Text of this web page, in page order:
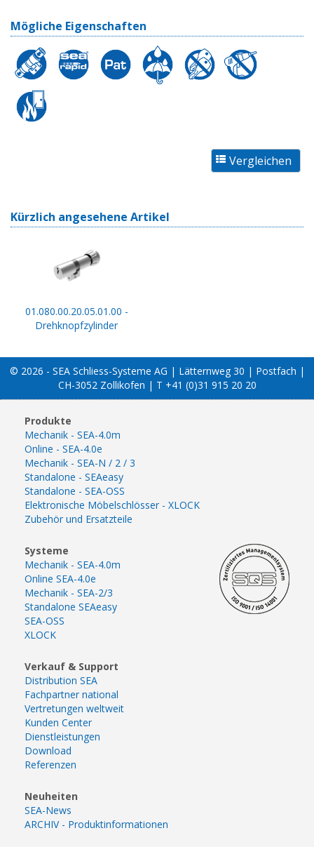
Mögliche Eigenschaften
Kürzlich angesehene Artikel
01.080.00.20.05.01.00 -
Drehknopfzylinder
© 2026 - SEA Schliess-Systeme AG | Lätternweg 30 | Postfach |
CH-3052 Zollikofen | T +41 (0)31 915 20 20
Produkte
Mechanik - SEA-4.0m
Online - SEA-4.0e
Mechanik - SEA-N / 2 / 3
Standalone - SEAeasy
Standalone - SEA-OSS
Elektronische Möbelschlösser - XLOCK
Zubehör und Ersatzteile
Systeme
Mechanik - SEA-4.0m
Online SEA-4.0e
Mechanik - SEA-2/3
Standalone SEAeasy
SEA-OSS
XLOCK
Verkauf & Support
Distribution SEA
Fachpartner national
Vertretungen weltweit
Kunden Center
Dienstleistungen
Download
Referenzen
Neuheiten
SEA-News
ARCHIV - Produktinformationen